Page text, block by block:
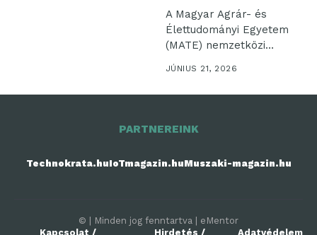
A Magyar Agrár- és
Élettudományi Egyetem
(MATE) nemzetközi
szerepvállalásának és a
JÚNIUS 21, 2026
PARTNEREINK
Technokrata.huIoTmagazin.huMuszaki-magazin.hu
© | Minden jog fenntartva | eMentor
Kapcsolat /
Hirdetés / Adatvédelem